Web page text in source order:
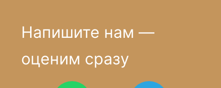
Напишите нам —
оценим сразу